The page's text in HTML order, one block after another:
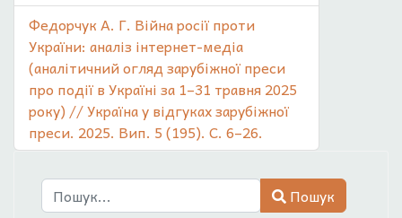
Федорчук А. Г. Війна росії проти
України: аналіз інтернет-медіа
(аналітичний огляд зарубіжної преси
про події в Україні за 1–31 травня 2025
року) // Україна у відгуках зарубіжної
преси. 2025. Вип. 5 (195). С. 6–26.
Пошук
Пошук